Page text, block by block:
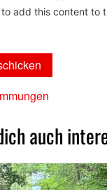
add this content to
auch